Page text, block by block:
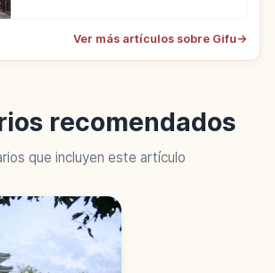
Ver más artículos sobre Gifu→
recomendados
que incluyen este artículo